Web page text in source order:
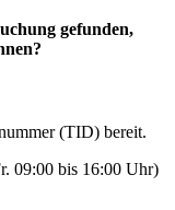
gefunden,
(TID) bereit.
09:00 bis 16:00 Uhr)